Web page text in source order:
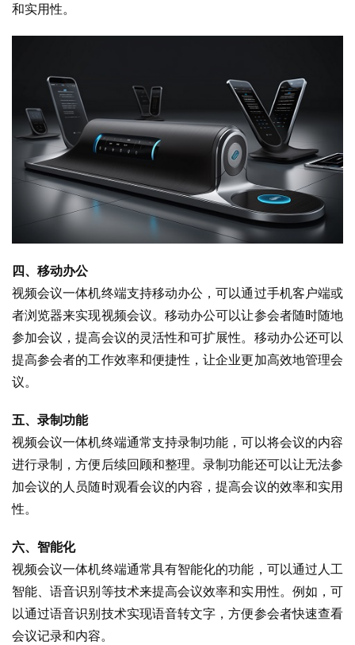
和实用性。
四、移动办公
视频会议一体机终端支持移动办公，可以通过手机客户端或
者浏览器来实现视频会议。移动办公可以让参会者随时随地
参加会议，提高会议的灵活性和可扩展性。移动办公还可以
提高参会者的工作效率和便捷性，让企业更加高效地管理会
议。
五、录制功能
视频会议一体机终端通常支持录制功能，可以将会议的内容
进行录制，方便后续回顾和整理。录制功能还可以让无法参
加会议的人员随时观看会议的内容，提高会议的效率和实用
性。
六、智能化
视频会议一体机终端通常具有智能化的功能，可以通过人工
智能、语音识别等技术来提高会议效率和实用性。例如，可
以通过语音识别技术实现语音转文字，方便参会者快速查看
会议记录和内容。